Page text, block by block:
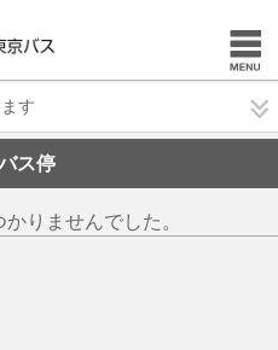
す
ス停
りませんでした。